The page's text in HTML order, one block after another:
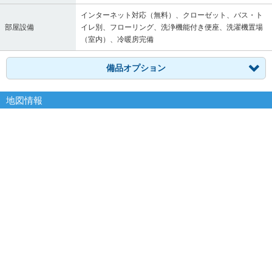
部屋設備
インターネット対応（無料）、クローゼット、バス・ト
イレ別、フローリング、洗浄機能付き便座、洗濯機置場
（室内）、冷暖房完備
備品オプション
地図情報